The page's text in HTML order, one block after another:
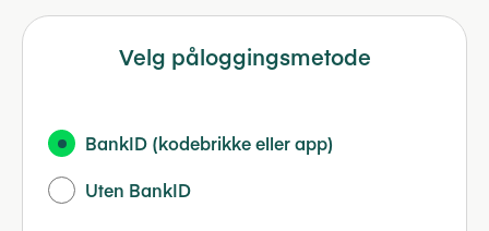
Velg påloggingsmetode
BankID (kodebrikke eller app)
Uten BankID